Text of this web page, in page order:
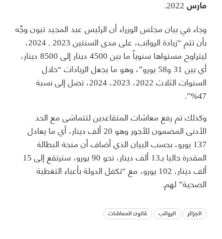
مارس 2022.
وجاء في بيان مجلس الوزراء أن الرئيس عبد المجيد تبون وجَّه
بأن تتم “زيادة الرواتب، على مدى السنتين 2023 ـ 2024،
ليتراوح مستواها سنوياً ما بين 4500 دينار إلى 8500 دينار،
أي بين 31 و58 يورو”، وهو ما يجعل الزيادات “خلال
السنوات الثلاث 2022، 2023، 2024، تصل إلى نسبة
47%”.
وكذلك تم رفع معاشات المتقاعدين لتتماشى مع الحد
الأدنى المضمون للأجور وهو 20 ألف دينار، أي ما يعادل
137 يورو، بحسب البيان الذي أضاف أن منحة البطالة
المقدرة حاليا بـ13 ألف دينار، نحو 90 يورو، سترتقع إلى 15
ألف دينار، 102 يورو، مع “تكفل الدولة بأعباء التغطية
الصحية” لهم.
الجزائر الرواتب قانون المعاشات